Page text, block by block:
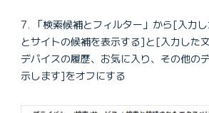
「検索候補とフィルター」から[入力
とサイトの候補を表示する]と[入力した
デバイスの履歴、お気に入り、その他の
示します]をオフにする